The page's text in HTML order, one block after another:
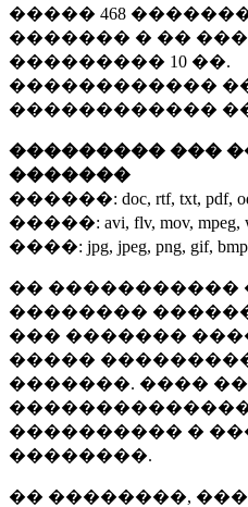
����� 468
������� � ��
��������� 10 ��.
������������
������������
��������� ���
�������
������: doc, rtf, txt, pdf,
�����: avi, flv, mov, mpeg,
����: jpg, jpeg, png, gif,
�� �����������
��������
��� �������
�����
�������. ����
���������� �
��������.
�� ��������,